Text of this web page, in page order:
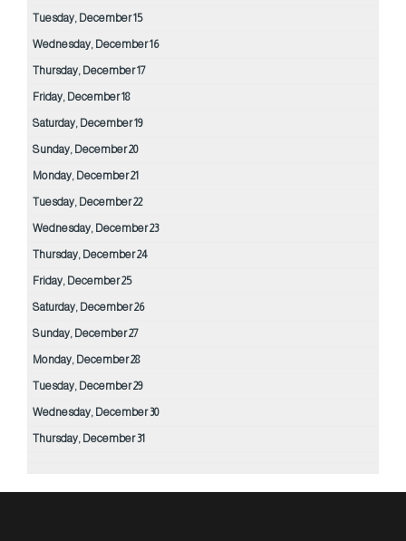
Tuesday, December15
Wednesday, December16
Thursday, December17
Friday, December18
Saturday, December19
Sunday, December20
Monday, December21
Tuesday, December22
Wednesday, December23
Thursday, December24
Friday, December25
Saturday, December26
Sunday, December27
Monday, December28
Tuesday, December29
Wednesday, December30
Thursday, December31